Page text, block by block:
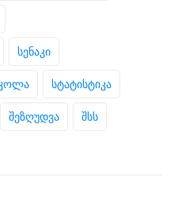
სენაკი
სტატისტიკა
შეზღუდვა შსს